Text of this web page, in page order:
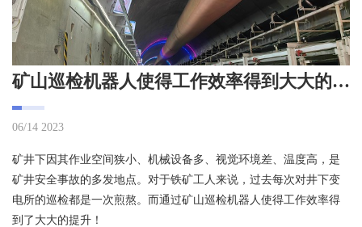
矿山巡检机器人使得工作效率得到大大的提升!
06/14 2023
矿井下因其作业空间狭小、机械设备多、视觉环境差、温度高，是
矿井安全事故的多发地点。对于铁矿工人来说，过去每次对井下变
电所的巡检都是一次煎熬。而通过矿山巡检机器人使得工作效率得
到了大大的提升！